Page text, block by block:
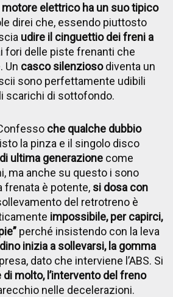
motore elettrico ha un suo tipico
direi che, essendo piuttosto
udire il cinguettio dei freni a
fori delle piste frenanti che
Un casco silenziosodiventa un
sono perfettamente udibili
scarichi di sottofondo.
che qualche dubbio
la pinza e il singolo disco
ultima generazione come
ma anche su questo i sono
frenata è potente, si dosa con
del retrotreno è
impossibile, per capirci,
perché insistendo con la leva
inizia a sollevarsi, la gomma
dato che interviene l’ABS. Si
di molto, l’intervento del freno
nelle decelerazioni.